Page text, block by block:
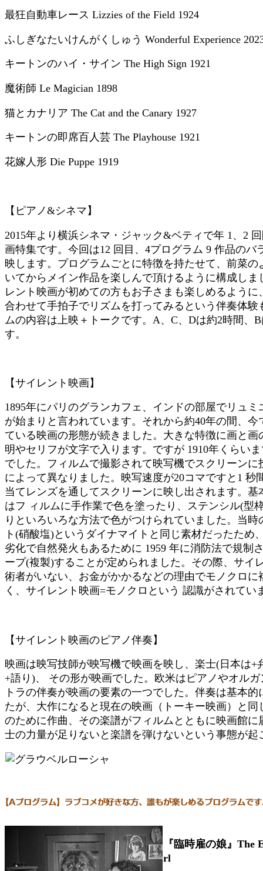
最狂自動車レース Lizzies of the Field 1924
ふしぎなたいけんがくしゅう Wonderful Experience
キートンのハイ・サイン The High Sign 1921
魔術師 Le Magician 1898
猫とカナリア The Cat and the Canary 1927
キートンの即席百人芸 The Playhouse 1921
花嫁人形 Die Puppe 1919
【ピアノ&シネマ】
2015年より横浜シネマ・ジャック&ベティで年 1、2
画特集です。今回は12 回目、4プログラム 9 作品のバ
映します。プログラムごとに特徴を持たせて、前菜
いてからメイン作品を楽しんで頂けるように構成し
レント映画が初めての方もお子さまも楽しめるよう
合わせて手拍子でリズムを打ってみるという伴奏体
ムの内容は上映＋トークです。A、C、Dは約2時間、
す。
【サイレント映画】
1895年にパリのグランカフェ、インドの部屋でリュ
が始まりと言われています。それから約40年の間、
ている映画の形態が続きました。大きな特徴に画と
明やセリフが文字で入ります。ですが 1910年くらい
でした。フィルムで撮影されて映写機でスクリーン
によって異なりました。映写速度が20コマですと1 秒
当てレンズを通してスクリーンに映し出されます。
はフ ィルムに手作業で色を塗ったり、ステンシル(型
りといろいろな方法で色がつけられていました。当
ト(硝酸塩)というダイナマイトと同じ素材だったため
劣化で自然発火もあるために 1959 年に消防法で規制
ープ(複製)することが定められました。その際、サイ
術者がいない、お金がかかるなどの理由でモノクロ
く、サイレント映画=モノクロという 認識がされてい
【サイレント映画のピアノ伴奏】
映画は映写技師が映写機で映画を映し、楽士(日本は+
+語り)、 その形が映画でした。欧米はピアノやオル
トラの伴奏が映画の要素の一つでした。伴奏は基本
たが、大作になると現在の映画（トーキー映画）と
のために作曲、その楽譜がフィルムとともに映画館
士の力量が足りないと楽譜を弾けないという事態が起
『臨時雇の娘』The
rl